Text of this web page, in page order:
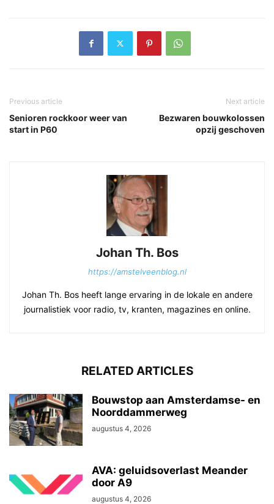
Previous article
Senioren rockkoor weer van
start in P60
Next article
Bezwaren bouwkolossen
opzij geschoven
Johan Th. Bos
https://amstelveenblog.nl
Johan Th. Bos heeft lange ervaring in de lokale en andere
journalistiek voor radio, tv, kranten, magazines en online.
RELATED ARTICLES
Bouwstop aan Amsterdamse- en
Noorddammerweg
augustus 4, 2026
AVA: geluidsoverlast Meander
door A9
augustus 4, 2026